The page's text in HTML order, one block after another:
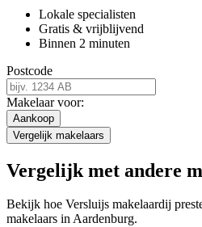
Lokale specialisten
Gratis & vrijblijvend
Binnen 2 minuten
Postcode
Makelaar voor:
Aankoop
Vergelijk makelaars
Vergelijk met andere
Bekijk hoe Versluijs makelaardij
makelaars in Aardenburg.